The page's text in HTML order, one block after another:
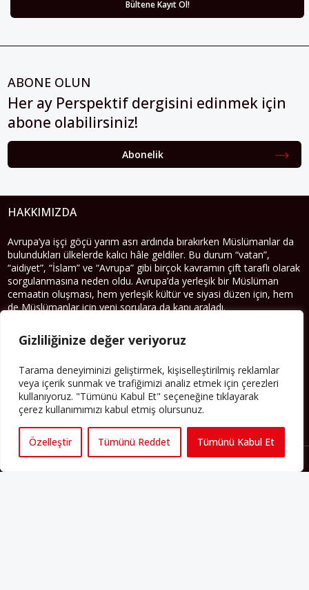
Gizliliğinize değer veriyoruz
Tarama deneyiminizi geliştirmek, kişiselleştirilmiş reklamlar
veya içerik sunmak ve trafiğimizi analiz etmek için çerezleri
kullanıyoruz. "Tümünü Kabul Et" seçeneğine tıklayarak
çerez kullanımımızı kabul etmiş olursunuz.
Özelleştir Tümünü Reddet Tümünü Kabul Et
ABONE OLUN
Her ay Perspektif dergisini edinmek için
abone olabilirsiniz!
Abonelik
HAKKIMIZDA
Avrupa’ya işçi göçü yarım asrı ardında bırakırken Müslümanlar da
bulundukları ülkelerde kalıcı hâle geldiler. Bu durum “vatan”,
“aidiyet”, “İslam” ve “Avrupa” gibi birçok kavramın çift taraflı olarak
sorgulanmasına neden oldu. Avrupa’da yerleşik bir Müslüman
cemaatin oluşması, hem yerleşik kültür ve siyasi düzen için, hem
de Müslümanlar için yeni sorulara da kapı araladı.
PERSPEKTIF’I SOSYAL MEDYADA TAKIP EDEBILIRSINIZ